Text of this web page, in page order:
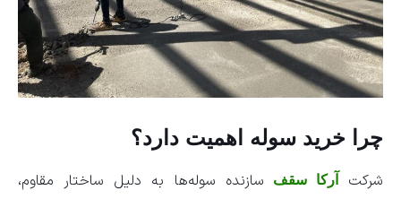
چرا خرید سوله اهمیت دارد؟
شرکت آرکا سقف سازنده سوله‌ها به دلیل ساختار مقاوم،